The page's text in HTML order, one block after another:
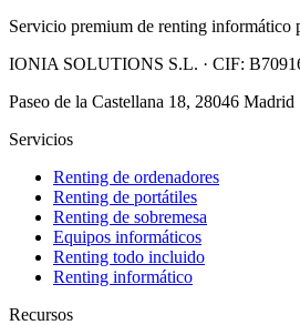
Servicio premium de renting informático
IONIA SOLUTIONS S.L. · CIF:
Paseo de la Castellana 18, 28046 Madrid
Servicios
Renting de ordenadores
Renting de portátiles
Renting de sobremesa
Equipos informáticos
Renting todo incluido
Renting informático
Recursos